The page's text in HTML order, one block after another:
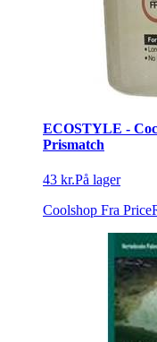
ECOSTYLE -
Prismatch
43 kr.På lager
Coolshop Fra